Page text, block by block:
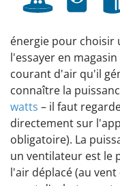
énergie pour choisir
l'essayer en
courant d'air qu'il
connaître la
watts – il faut
directement sur
obligatoire). La
un ventilateur est le
l'air déplacé (au